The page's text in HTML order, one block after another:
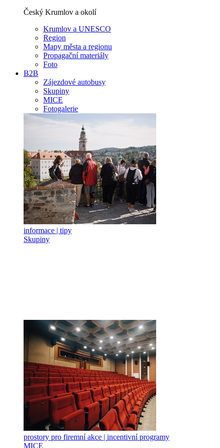
Český Krumlov a okolí
Krumlov a UNESCO
Region
Mapy města a regionu
Propagační materiály
Foto
B2B
Zájezdové autobusy
Skupiny
MICE
Fotogalerie
informace | tipy
Skupiny
prostory pro firemní akce | incentivní programy
MICE